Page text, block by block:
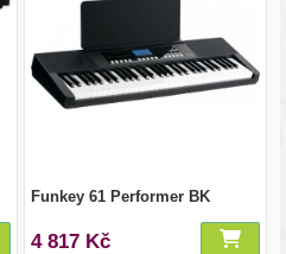
Funkey 61 Performer BK
4 817 Kč